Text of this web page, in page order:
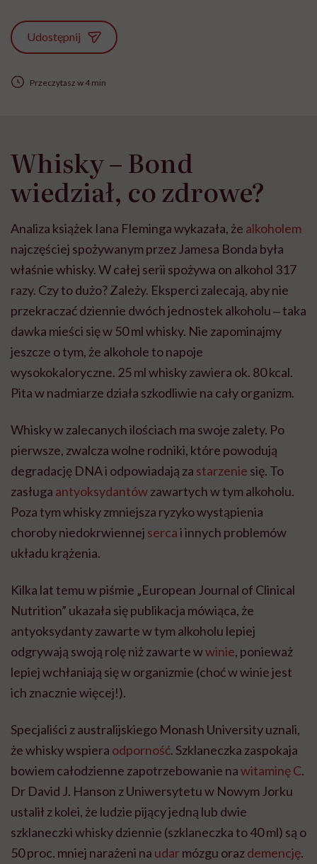
Udostępnij
Przeczytasz w 4 min
Whisky – Bond
wiedział, co zdrowe?
Analiza książek Iana Fleminga wykazała, że alkoholem
najczęściej spożywanym przez Jamesa Bonda była
właśnie whisky. W całej serii spożywa on alkohol 317
razy. Czy to dużo? Zależy. Eksperci zalecają, aby nie
przekraczać dziennie dwóch jednostek alkoholu‒taka
dawka mieści się w 50 ml whisky. Nie zapominajmy
jeszcze o tym, że alkohole to napoje
wysokokaloryczne. 25 ml whisky zawiera ok. 80 kcal.
Pita w nadmiarze działa szkodliwie na cały organizm.
Whisky w zalecanych ilościach ma swoje zalety. Po
pierwsze, zwalcza wolne rodniki, które powodują
degradację DNA i odpowiadają za starzenie się. To
zasługa antyoksydantówzawartych w tym alkoholu.
Poza tym whisky zmniejsza ryzyko wystąpienia
choroby niedokrwiennej sercai innych problemów
układu krążenia.
Kilka lat temu w piśmie „European Journal of Clinical
Nutrition” ukazała się publikacja mówiąca, że
antyoksydanty zawarte w tym alkoholu lepiej
odgrywają swoją rolę niż zawarte wwinie, ponieważ
lepiej wchłaniają się w organizmie (choć w winie jest
ich znacznie więcej!).
Specjaliści z australijskiego Monash University uznali,
że whisky wspiera odporność. Szklaneczka zaspokaja
bowiem całodzienne zapotrzebowanie nawitaminę C.
Dr David J. Hanson z Uniwersytetu w Nowym Jorku
ustalił z kolei, że ludzie pijący jedną lub dwie
szklaneczki whisky dziennie (szklaneczka to 40 ml) są o
50 proc. mniej narażeni na udarmózgu orazdemencję.